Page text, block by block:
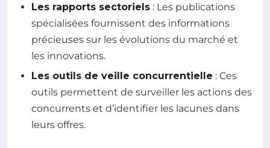
Les rapports sectoriels : Les publications
spécialisées fournissent des informations
précieuses sur les évolutions du marché et
les innovations.
Les outils de veille concurrentielle : Ces
outils permettent de surveiller les actions des
concurrents et d’identifier les lacunes dans
leurs offres.